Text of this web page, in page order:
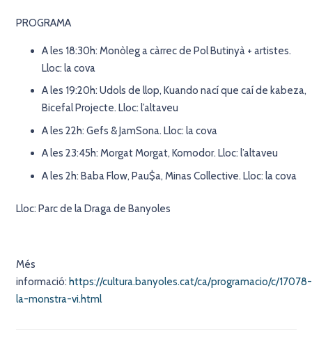
PROGRAMA
A les 18:30h: Monòleg a càrrec de Pol Butinyà + artistes.
Lloc: la cova
A les 19:20h: Udols de llop, Kuando nací que caí de kabeza,
Bicefal Projecte. Lloc: l’altaveu
A les 22h: Gefs & JamSona. Lloc: la cova
A les 23:45h: Morgat Morgat, Komodor. Lloc: l’altaveu
A les 2h: Baba Flow, Pau$a, Minas Collective. Lloc: la cova
Lloc: Parc de la Draga de Banyoles
Més
informació: https://cultura.banyoles.cat/ca/programacio/c/17078-
la-monstra-vi.html